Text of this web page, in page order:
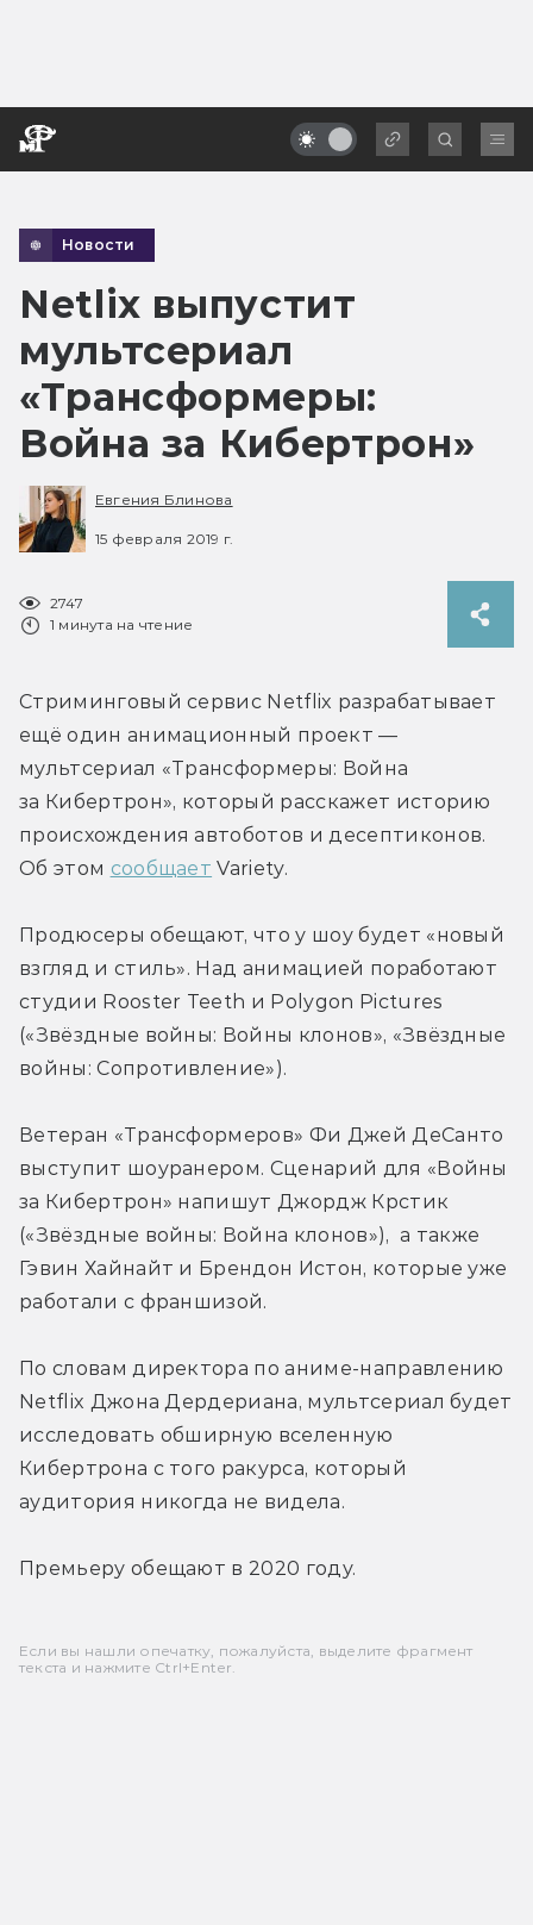
Новости
Netlix выпустит
мультсериал
«Трансформеры:
Война за Кибертрон»
Евгения Блинова
15 февраля 2019 г.
2747
1 минута на чтение
Стриминговый сервис Netflix разрабатывает
ещё один анимационный проект —
мультсериал «Трансформеры: Война
за Кибертрон», который расскажет историю
происхождения автоботов и десептиконов.
Об этом сообщает Variety.
Продюсеры обещают, что у шоу будет «новый
взгляд и стиль». Над анимацией поработают
студии Rooster Teeth и Polygon Pictures
(«Звёздные войны: Войны клонов», «Звёздные
войны: Сопротивление»).
Ветеран «Трансформеров» Фи Джей ДеСанто
выступит шоуранером. Сценарий для «Войны
за Кибертрон» напишут Джордж Крстик
(«Звёздные войны: Война клонов»),  а также
Гэвин Хайнайт и Брендон Истон, которые уже
работали с франшизой.
По словам директора по аниме-направлению
Netflix Джона Дердериана, мультсериал будет
исследовать обширную вселенную
Кибертрона с того ракурса, который
аудитория никогда не видела.
Премьеру обещают в 2020 году.
Если вы нашли опечатку, пожалуйста, выделите фрагмент
текста и нажмите Ctrl+Enter.